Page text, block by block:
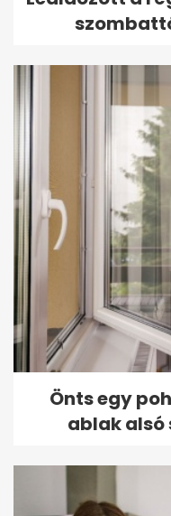
Önts egy
ablak alsó